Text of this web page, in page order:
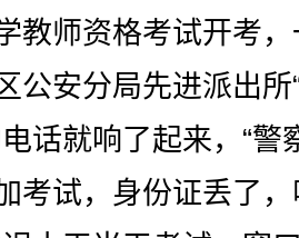
教师资格考试开考
公安分局先进派出所
话就响了起来，“警
考试，身份证丢了